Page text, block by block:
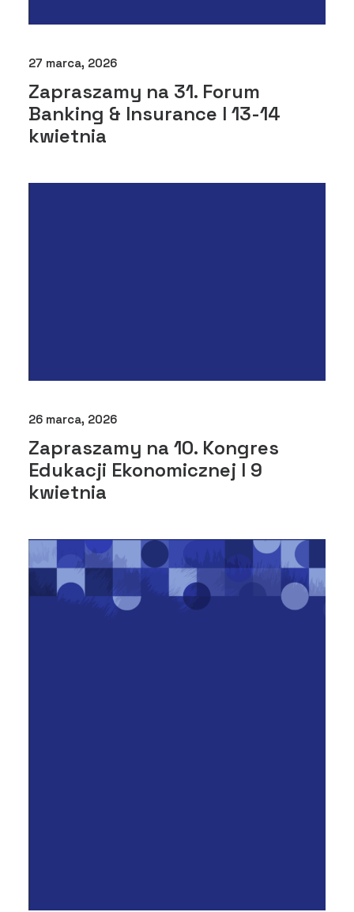
27 marca, 2026
Zapraszamy na 31. Forum
Banking & Insurance I 13-14
kwietnia
26 marca, 2026
Zapraszamy na 10. Kongres
Edukacji Ekonomicznej I 9
kwietnia